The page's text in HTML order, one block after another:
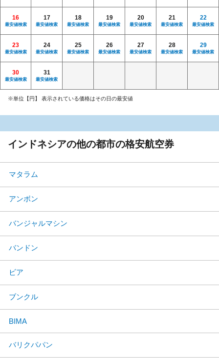
16
最安値検索
17
最安値検索
18
最安値検索
19
最安値検索
20
最安値検索
21
最安値検索
22
最安値検索
23
最安値検索
24
最安値検索
25
最安値検索
26
最安値検索
27
最安値検索
28
最安値検索
29
最安値検索
30
最安値検索
31
最安値検索
※単位【円】 表示されている価格はその日の最安値
インドネシアの他の都市の格安航空券
マタラム
アンボン
バンジャルマシン
バンドン
ビア
ブンクル
BIMA
バリクパパン